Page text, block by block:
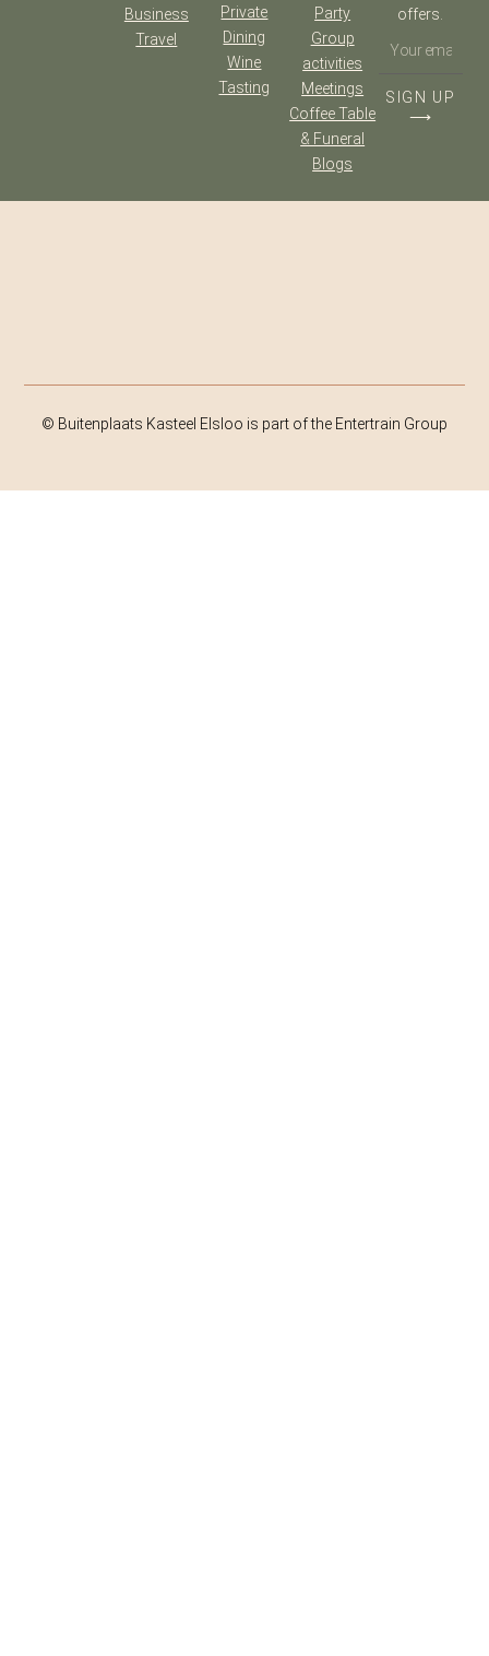
Business
Travel
Private
Dining
Wine
Tasting
Party
Group
activities
Meetings
Coffee Table
& Funeral
Blogs
offers.
SIGN UP
⟶
© Buitenplaats Kasteel Elsloo is part of the Entertrain Group